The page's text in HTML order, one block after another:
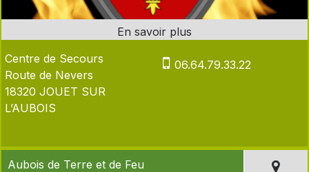
Centre de Secours
Route de Nevers
18320 JOUET SUR
L’AUBOIS
06.64.79.33.22
Aubois de Terre et de Feu